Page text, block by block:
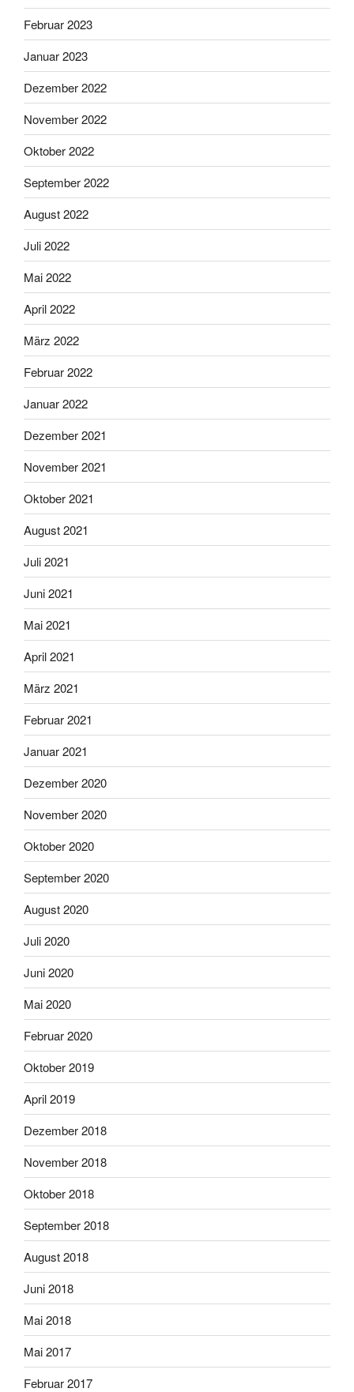
Februar 2023
Januar 2023
Dezember 2022
November 2022
Oktober 2022
September 2022
August 2022
Juli 2022
Mai 2022
April 2022
März 2022
Februar 2022
Januar 2022
Dezember 2021
November 2021
Oktober 2021
August 2021
Juli 2021
Juni 2021
Mai 2021
April 2021
März 2021
Februar 2021
Januar 2021
Dezember 2020
November 2020
Oktober 2020
September 2020
August 2020
Juli 2020
Juni 2020
Mai 2020
Februar 2020
Oktober 2019
April 2019
Dezember 2018
November 2018
Oktober 2018
September 2018
August 2018
Juni 2018
Mai 2018
Mai 2017
Februar 2017